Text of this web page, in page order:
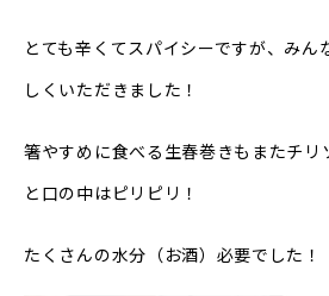
とても辛くてスパイシーですが、みん
しくいただきました！
箸やすめに食べる生春巻きもまたチリ
と口の中はピリピリ！
たくさんの水分（お酒）必要でした！